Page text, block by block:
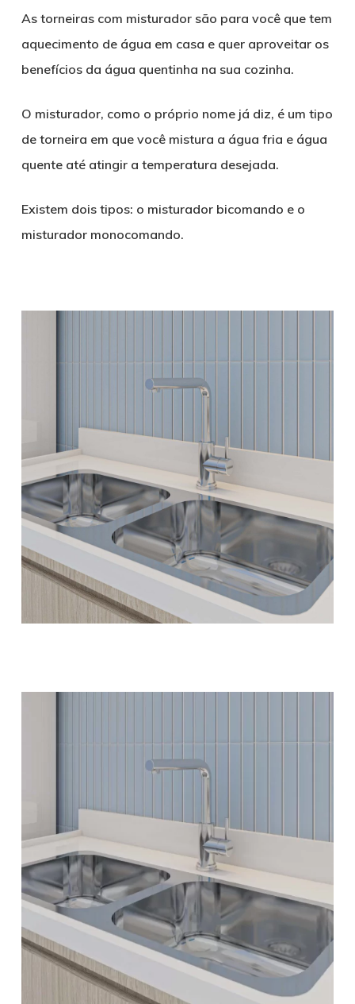
As torneiras com misturador são para você que tem
aquecimento de água em casa e quer aproveitar os
benefícios da água quentinha na sua cozinha.
O misturador, como o próprio nome já diz, é um tipo
de torneira em que você mistura a água fria e água
quente até atingir a temperatura desejada.
Existem dois tipos: o misturador bicomando e o
misturador monocomando.